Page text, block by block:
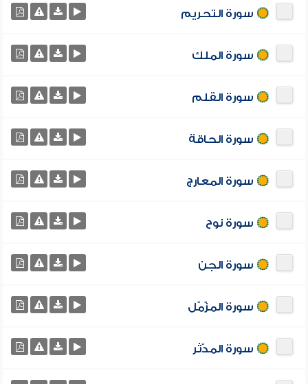
سورة التحريم
سورة الملك
سورة القلم
سورة الحاقة
سورة المعارج
سورة نوح
سورة الجن
سورة المزّمّل
سورة المدّثر